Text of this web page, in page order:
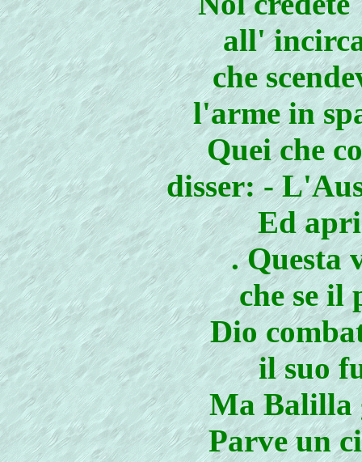
all'
che
l'arme in
Quei che
disser: -
Ed
. Questa
che se il
Dio
il suo
Ma Balilla
Parve un